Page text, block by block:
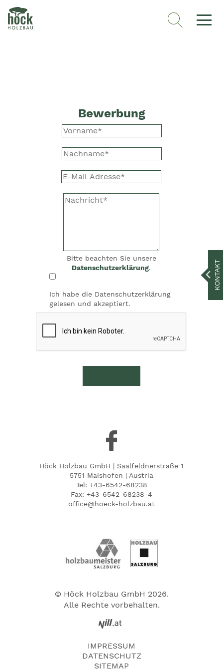
KONTAKT
Bewerbung
Bitte beachten Sie unsere
Datenschutzerklärung.
Ich habe die Datenschutzerklärung
gelesen und akzeptiert.
Höck Holzbau GmbH | Saalfeldnerstraße 1
5751 Maishofen | Austria
Tel: +43-6542-68238
Fax: +43-6542-68238-4
office@hoeck-holzbau.at
© Höck Holzbau GmbH 2026.
Alle Rechte vorbehalten.
IMPRESSUM
DATENSCHUTZ
SITEMAP